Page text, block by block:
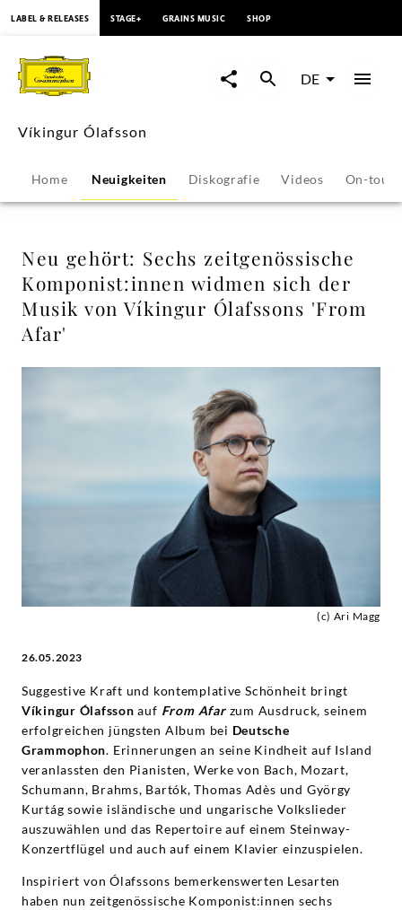
gehört:
Sechs
zeitgenössische
Komponist:innen
widmen
sich
der
Afar'
Víkingur
Ólafsson
Deutsche
Grammophon
LABEL & RELEASES STAGE+ GRAINS MUSIC SHOP
DE
Víkingur Ólafsson
Home Neuigkeiten Diskografie Videos On-tour
Neu gehört: Sechs zeitgenössische
Komponist:innen widmen sich der
Musik von Víkingur Ólafssons 'From
Afar'
(c) Ari Magg
26.05.2023
Suggestive Kraft und kontemplative Schönheit bringt
Víkingur Ólafsson auf From Afar zum Ausdruck,seinem
erfolgreichen jüngsten Album bei Deutsche
Grammophon. Erinnerungen an seine Kindheit auf Island
veranlassten den Pianisten, Werke von Bach, Mozart,
Schumann, Brahms, Bartók, Thomas Adès und György
Kurtág sowie isländische und ungarische Volkslieder
auszuwählen und das Repertoire auf einem Steinway-
Konzertflügel und auch auf einem Klavier einzuspielen.
Inspiriert von Ólafssons bemerkenswerten Lesarten
haben nun zeitgenössische Komponist:innen sechs